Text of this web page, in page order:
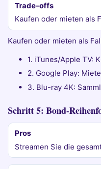
Trade-offs
Kaufen oder mieten als
Kaufen oder mieten als
1. iTunes/Apple TV:
2. Google Play:
3. Blu-ray 4K:
Schritt 5: Bond-
Pros
Streamen Sie die